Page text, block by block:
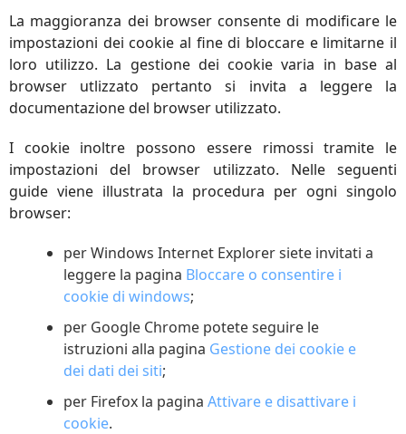
La maggioranza dei browser consente di modificare le
impostazioni dei cookie al fine di bloccare e limitarne il
loro utilizzo. La gestione dei cookie varia in base al
browser utlizzato pertanto si invita a leggere la
documentazione del browser utilizzato.
I cookie inoltre possono essere rimossi tramite le
impostazioni del browser utilizzato. Nelle seguenti
guide viene illustrata la procedura per ogni singolo
browser:
per Windows Internet Explorer siete invitati a
leggere la pagina Bloccare o consentire i
cookie di windows;
per Google Chrome potete seguire le
istruzioni alla pagina Gestione dei cookie e
dei dati dei siti;
per Firefox la pagina Attivare e disattivare i
cookie.